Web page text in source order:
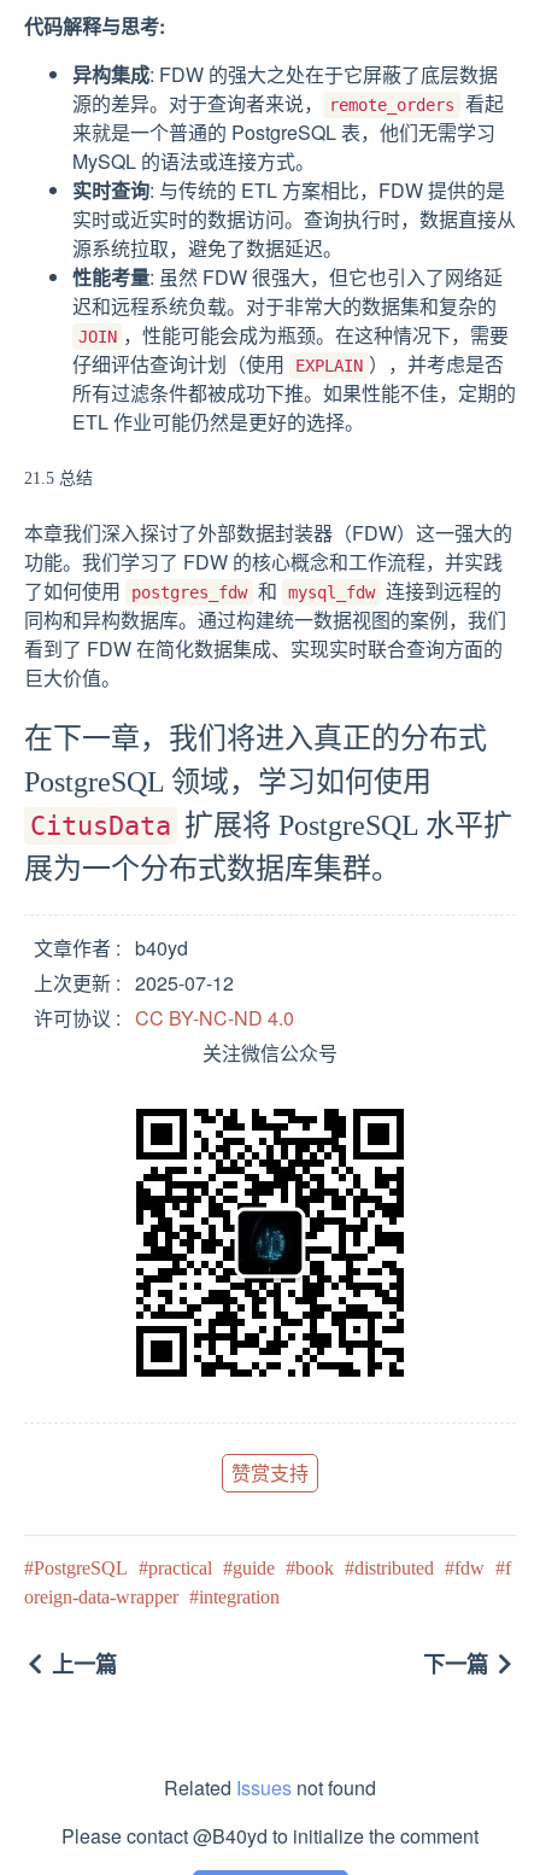
代码解释与思考:
异构集成: FDW 的强大之处在于它屏蔽了底层数据
源的差异。对于查询者来说，
remote_orders
看起
来就是一个普通的 PostgreSQL 表，他们无需学习
MySQL 的语法或连接方式。
实时查询: 与传统的 ETL 方案相比，FDW 提供的是
实时或近实时的数据访问。查询执行时，数据直接从
源系统拉取，避免了数据延迟。
性能考量: 虽然 FDW 很强大，但它也引入了网络延
迟和远程系统负载。对于非常大的数据集和复杂的
JOIN ，性能可能会成为瓶颈。在这种情况下，需要
仔细评估查询计划（使用
EXPLAIN ），并考虑是否
所有过滤条件都被成功下推。如果性能不佳，定期的
ETL 作业可能仍然是更好的选择。
21.5 总结
本章我们深入探讨了外部数据封装器（FDW）这一强大的
功能。我们学习了 FDW 的核心概念和工作流程，并实践
了如何使用
postgres_fdw 和 mysql_fdw 连接到远程的
同构和异构数据库。通过构建统一数据视图的案例，我们
看到了 FDW 在简化数据集成、实现实时联合查询方面的
巨大价值。
在下一章，我们将进入真正的分布式
PostgreSQL 领域，学习如何使用
CitusData 扩展将 PostgreSQL 水平扩
展为一个分布式数据库集群。
文章作者
b40yd
上次更新
2025-07-12
许可协议
CC BY-NC-ND 4.0
关注微信公众号
赞赏支持
PostgreSQL practical guide book distributed fdw
f
oreign-data-wrapper
integration
上一篇 下一篇
Related Issues not found
Please contact @B40yd to initialize the comment